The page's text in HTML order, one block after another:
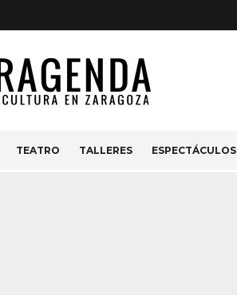
TEATRO TALLERES ESPECTÁCULOS